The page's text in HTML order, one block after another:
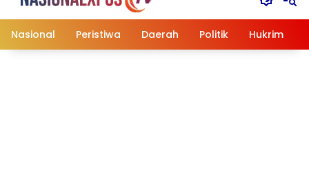
Nasional
Peristiwa Daerah Politik Hukrim